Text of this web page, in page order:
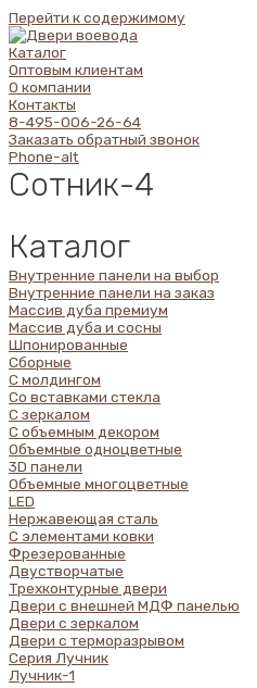
Перейти к содержимому
Каталог
Оптовым клиентам
О компании
Контакты
8-495-006-26-64
Заказать обратный звонок
Phone-alt
Сотник-4
Каталог
Внутренние панели на выбор
Внутренние панели на заказ
Массив дуба премиум
Массив дуба и сосны
Шпонированные
Сборные
С молдингом
Со вставками стекла
С зеркалом
С объемным декором
Объемные одноцветные
3D панели
Объемные многоцветные
LED
Нержавеющая сталь
С элементами ковки
Фрезерованные
Двустворчатые
Трехконтурные двери
Двери с внешней МДФ панелью
Двери с зеркалом
Двери с терморазрывом
Серия Лучник
Лучник-1